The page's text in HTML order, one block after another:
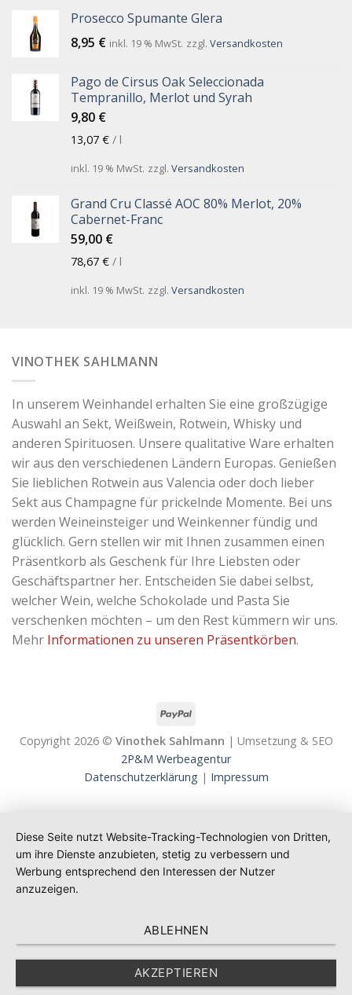
Prosecco Spumante Glera
8,95 € inkl. 19 % MwSt. zzgl. Versandkosten
Pago de Cirsus Oak Seleccionada
Tempranillo, Merlot und Syrah
9,80 €
13,07 € / l
inkl. 19 % MwSt. zzgl. Versandkosten
Grand Cru Classé AOC 80% Merlot, 20%
Cabernet-Franc
59,00 €
78,67 € / l
inkl. 19 % MwSt. zzgl. Versandkosten
VINOTHEK SAHLMANN
In unserem Weinhandel erhalten Sie eine großzügige
Auswahl an Sekt, Weißwein, Rotwein, Whisky und
anderen Spirituosen. Unsere qualitative Ware erhalten
wir aus den verschiedenen Ländern Europas. Genießen
Sie lieblichen Rotwein aus Valencia oder doch lieber
Sekt aus Champagne für prickelnde Momente. Bei uns
werden Weineinsteiger und Weinkenner fündig und
glücklich. Gern stellen wir mit Ihnen zusammen einen
Präsentkorb als Geschenk für Ihre Liebsten oder
Geschäftspartner her. Entscheiden Sie dabei selbst,
welcher Wein, welche Schokolade und Pasta Sie
verschenken möchten – um den Rest kümmern wir uns.
Mehr Informationen zu unseren Präsentkörben.
Copyright 2026 © Vinothek Sahlmann | Umsetzung & SEO
2P&M Werbeagentur
Datenschutzerklärung | Impressum
Diese Seite nutzt Website-Tracking-Technologien von Dritten,
um ihre Dienste anzubieten, stetig zu verbessern und
Werbung entsprechend den Interessen der Nutzer
anzuzeigen.
ABLEHNEN
AKZEPTIEREN